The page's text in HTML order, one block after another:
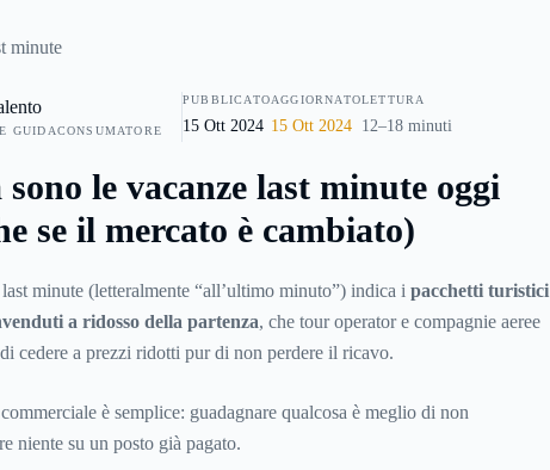
Le compagnie aeree usano sistemi di tariffazione dinamica da decenni
nella previsione della domanda e nell'aggiustamento dei prezzi in
Il risultato è che aspettare può ancora premiare, solo se sai esattamente
e quando smettere di aspettare.Questa guida ti spiega tutto. Come
davvero le offerte last minute, quando convengono e quando no, cosa
come tutelarti e quali sono le alternative se il last minute non fa per
GUIDACONSUMATORE
PUBBLICATO
15 Ott 2024
AGGIORNATO
15 Ott 2024
LETTURA
12–18 minuti
sono le vacanze last minute oggi
se il mercato è cambiato)
minute (letteralmente “all’ultimo minuto”) indica i pacchetti turistici
a ridosso della partenza, che tour operator e compagnie aeree
cedere a prezzi ridotti pur di non perdere il ricavo.
è semplice: guadagnare qualcosa è meglio di non
niente su un posto già pagato.